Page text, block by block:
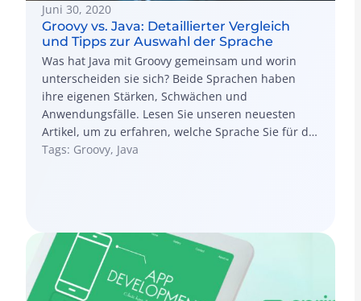
Juni 30, 2020
Groovy vs. Java: Detaillierter Vergleich
und Tipps zur Auswahl der Sprache
Was hat Java mit Groovy gemeinsam und worin
unterscheiden sie sich? Beide Sprachen haben
ihre eigenen Stärken, Schwächen und
Anwendungsfälle. Lesen Sie unseren neuesten
Artikel, um zu erfahren, welche Sprache Sie für die
Projektentwicklung wählen sollten.
Tags: Groovy, Java